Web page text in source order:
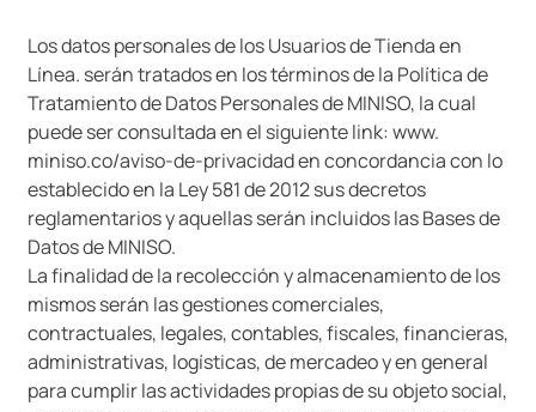
Los datos personales de los Usuarios de Tienda en
Línea. serán tratados en los términos de la Política de
Tratamiento de Datos Personales de MINISO, la cual
puede ser consultada en el siguiente link: www.
miniso.co/aviso-de-privacidad en concordancia con lo
establecido en la Ley 581 de 2012 sus decretos
reglamentarios y aquellas serán incluidos las Bases de
Datos de MINISO.
La finalidad de la recolección y almacenamiento de los
mismos serán las gestiones comerciales,
contractuales, legales, contables, fiscales, financieras,
administrativas, logísticas, de mercadeo y en general
para cumplir las actividades propias de su objeto social,